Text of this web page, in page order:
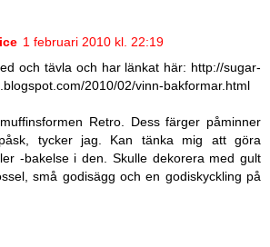
1 februari 2010 kl. 22:19
och tävla och har länkat här: http://sugar-
2010/02/vinn-bakformar.html
Retro. Dess färger påminner
tycker jag. Kan tänka mig att göra
-bakelse i den. Skulle dekorera med gult
små godisägg och en godiskyckling på